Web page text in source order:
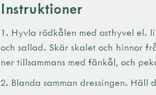
Instruktioner
Hyvla rödkålen med osthyvel el.
och sallad. Skär skalet och hinnor
ner tillsammans med fänkål, och
Blanda samman dressingen. Häll